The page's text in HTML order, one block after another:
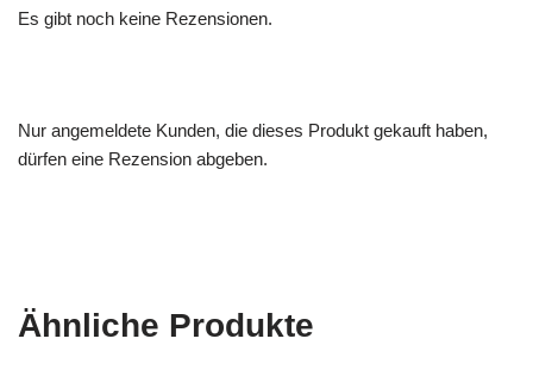
Es gibt noch keine Rezensionen.
Nur angemeldete Kunden, die dieses Produkt gekauft haben,
dürfen eine Rezension abgeben.
Ähnliche Produkte